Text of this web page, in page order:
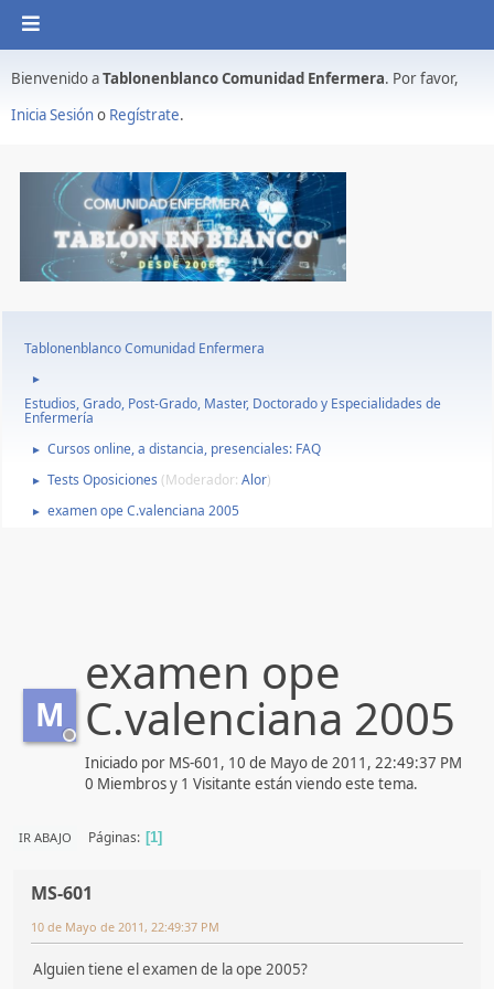
Bienvenido aTablonenblanco Comunidad Enfermera. Por favor,
Inicia Sesióno Regístrate.
Tablonenblanco Comunidad Enfermera
►
Estudios, Grado, Post-Grado, Master, Doctorado y Especialidades de
Enfermería
► Cursos online, a distancia, presenciales: FAQ
► Tests Oposiciones (Moderador: Alor)
► examen ope C.valenciana 2005
M
examen ope
C.valenciana 2005
Iniciado por MS-601, 10 de Mayo de 2011, 22:49:37 PM
0 Miembros y 1 Visitante están viendo este tema.
IR ABAJO Páginas 1
MS-601
10 de Mayo de 2011, 22:49:37 PM
Alguien tiene el examen de la ope 2005?